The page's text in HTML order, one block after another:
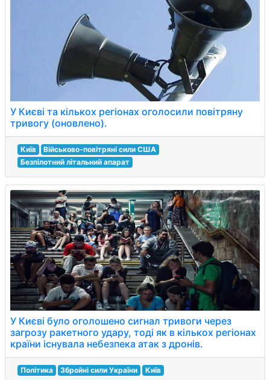
У Києві та кількох регіонах оголосили повітряну
тривогу (оновлено).
Київ
Військово-повітряні сили США
Безпілотний літальний апарат
У Києві було оголошено сигнал тривоги через
загрозу ракетного удару, тоді як в кількох регіонах
країни існувала небезпека атак з дронів.
Політика Збройні сили України Київ